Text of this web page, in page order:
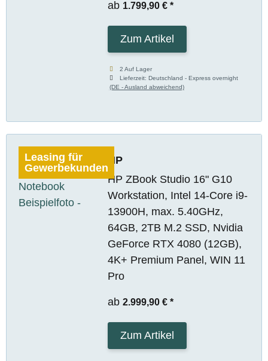
ab 1.799,90 € *
Zum Artikel
2 Auf Lager
Lieferzeit:Deutschland - Express overnight
(DE - Ausland abweichend)
Leasing für
Gewerbekunden
HP
HP ZBook Studio 16" G10
Workstation, Intel 14-Core i9-
13900H, max. 5.40GHz,
64GB, 2TB M.2 SSD, Nvidia
GeForce RTX 4080 (12GB),
4K+ Premium Panel, WIN 11
Pro
ab 2.999,90 € *
Zum Artikel